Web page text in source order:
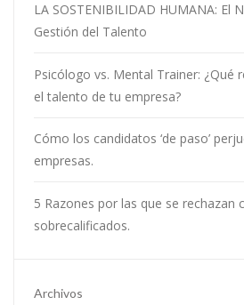
LA SOSTENIBILIDAD HUMANA: El
Gestión del Talento
Psicólogo vs. Mental Trainer: ¿Qué
el talento de tu empresa?
Cómo los candidatos ‘de paso’
empresas.
5 Razones por las que se rechazan
sobrecalificados.
Archivos